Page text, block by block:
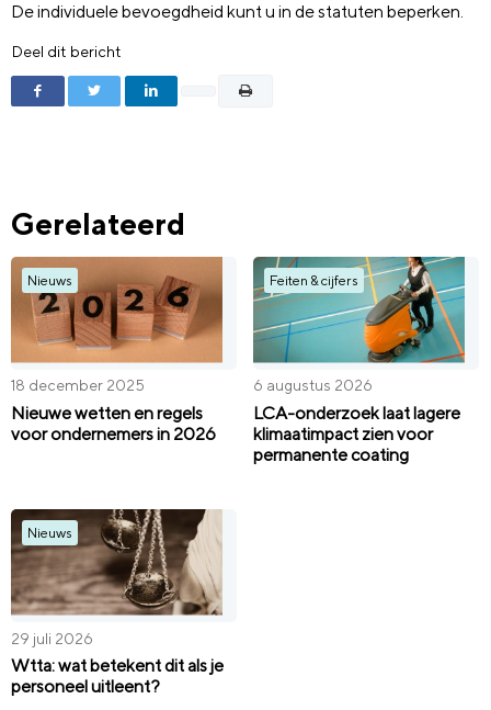
De individuele bevoegdheid kunt u in de statuten beperken.
Deel dit bericht
Gerelateerd
Nieuws
18 december 2025
Nieuwe wetten en regels
voor ondernemers in 2026
Feiten & cijfers
6 augustus 2026
LCA-onderzoek laat lagere
klimaatimpact zien voor
permanente coating
Nieuws
29 juli 2026
Wtta: wat betekent dit als je
personeel uitleent?